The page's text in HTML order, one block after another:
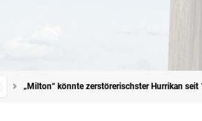
„Milton“ könnte zerstörerischster Hurrikan seit